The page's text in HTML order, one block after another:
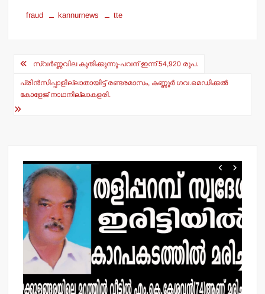
at
A
p
p
c
b
o
o
fraud kannurnews tte
Post
navigation
സ്വര്‍ണ്ണവില കുതിക്കുന്നു-പവന് ഇന്ന് 54,920 രൂപ.
പ്രിന്‍സിപ്പാളില്ലാതായിട്ട് രണ്ടരമാസം, കണ്ണൂര്‍ ഗവ.മെഡിക്കല്‍
കോളേജ് നാഥനില്ലാകളരി.